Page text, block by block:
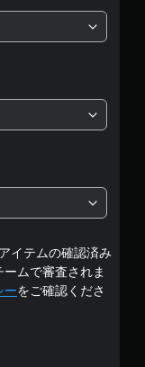
評
は
5
階
中
の
4
イテムの確認済み
ムで審査されま
ーをご確認くださ